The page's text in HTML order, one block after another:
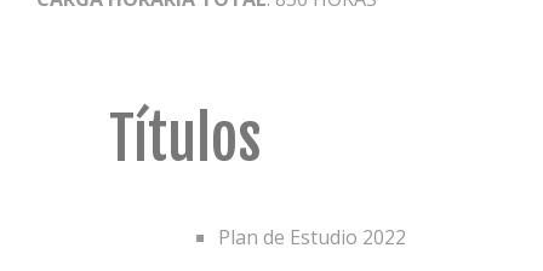
Títulos
Plan de Estudio 2022